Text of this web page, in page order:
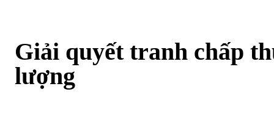
Giải quyết tranh chấp
lượng